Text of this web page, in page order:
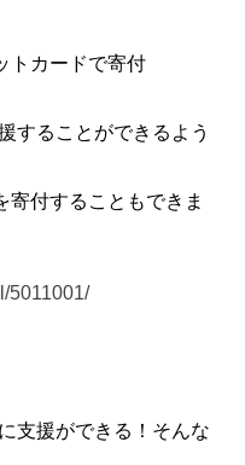
カードで寄付
することができるよう
付することもできま
5011001/
支援ができる！そんな